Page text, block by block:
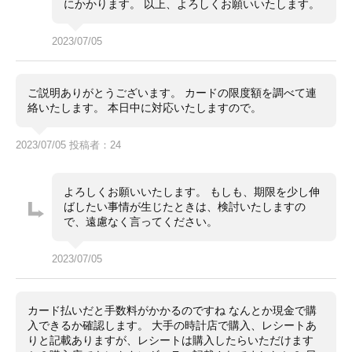
にかかります。 以上、よろしくお願いいたします。
2023/07/05
ご説明ありがとうございます。 カードの限度額を調べて連
絡いたします。 本日中に対応いたしますので。
2023/07/05 投稿者：24
よろしくお願いいたします。 もしも、期限を少し伸
ばしたい事情が生じたときは、検討いたしますの
で、遠慮なく言ってください。
2023/07/05
カード払いだと手数料がかかるのですね なんとか現金で購
入できるか確認します。 大手の時計店で購入、レシートあ
りと記載ありますが、レシートは購入したらいただけます